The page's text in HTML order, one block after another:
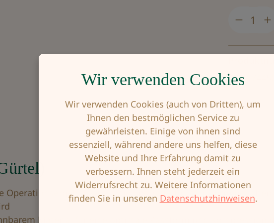
EAN:
Operationsergebnisse, da die operierte Brust in Form
Material für eine optimale Passform und Kompression
Wir verwenden Cookies
Wir verwenden Cookies (auch von Dritten), um
Ihnen den bestmöglichen Service zu
gewährleisten. Einige von ihnen sind
essenziell, während andere uns helfen, diese
Website und Ihre Erfahrung damit zu
verbessern. Ihnen steht jederzeit ein
Widerrufsrecht zu. Weitere Informationen
finden Sie in unseren Datenschutzhinweisen.